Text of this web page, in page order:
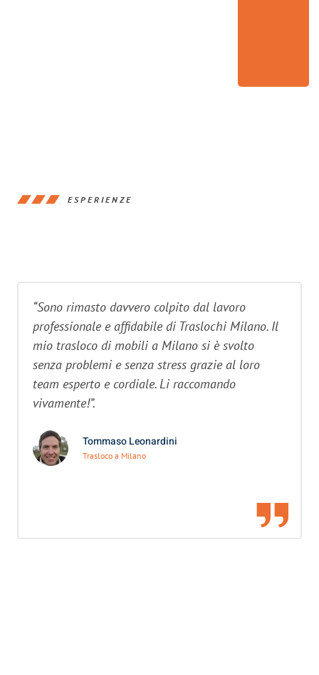
ESPERIENZE
“Sono rimasto davvero colpito dal lavoro
professionale e affidabile di Traslochi Milano. Il
mio trasloco di mobili a Milano si è svolto
senza problemi e senza stress grazie al loro
team esperto e cordiale. Li raccomando
vivamente!”.
Tommaso Leonardini
Trasloco a Milano